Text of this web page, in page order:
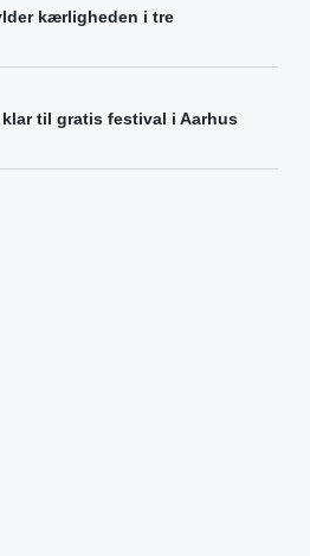
kærligheden i tre
til gratis festival i Aarhus